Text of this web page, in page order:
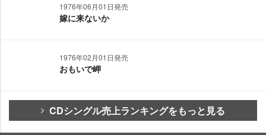
1976年06月01日発売
嫁に来ないか
1976年02月01日発売
おもいで岬
CDシングル売上ランキングをもっと見る